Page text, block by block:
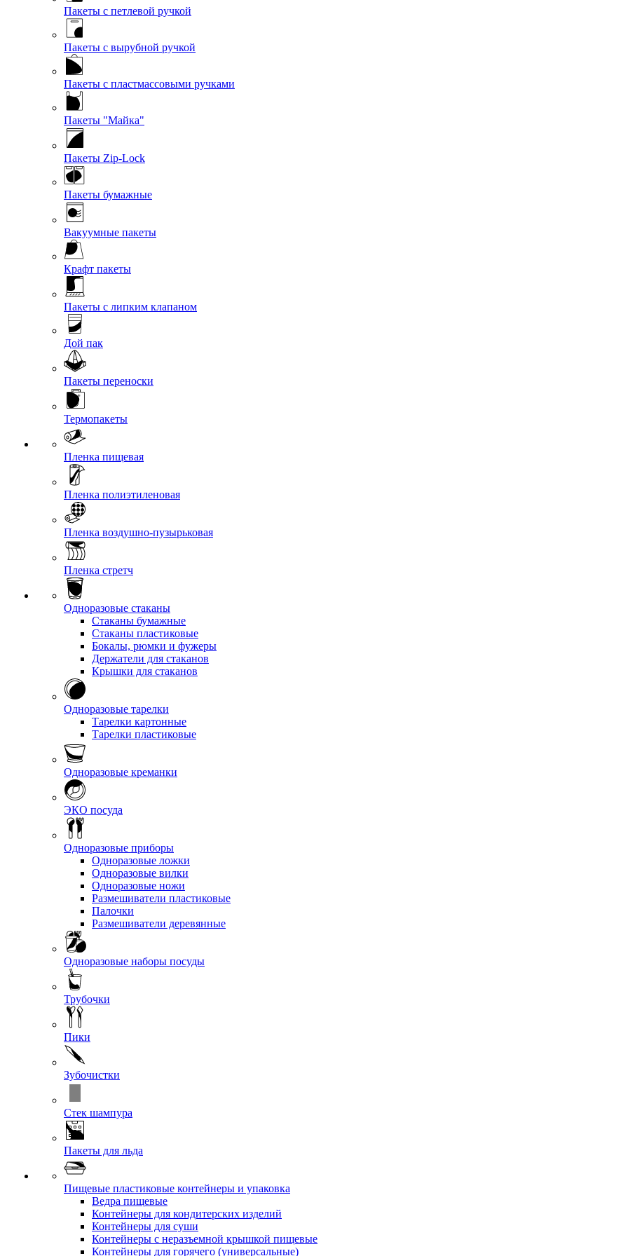
Пакеты с петлевой ручкой
Пакеты с вырубной ручкой
Пакеты с пластмассовыми ручками
Пакеты "Майка"
Пакеты Zip-Lock
Пакеты бумажные
Вакуумные пакеты
Крафт пакеты
Пакеты с липким клапаном
Дой пак
Пакеты переноски
Термопакеты
Пленка пищевая
Пленка полиэтиленовая
Пленка воздушно-пузырьковая
Пленка стретч
Одноразовые стаканы
Стаканы бумажные
Стаканы пластиковые
Бокалы, рюмки и фужеры
Держатели для стаканов
Крышки для стаканов
Одноразовые тарелки
Тарелки картонные
Тарелки пластиковые
Одноразовые креманки
ЭКО посуда
Одноразовые приборы
Одноразовые ложки
Одноразовые вилки
Одноразовые ножи
Размешиватели пластиковые
Палочки
Размешиватели деревянные
Одноразовые наборы посуды
Трубочки
Пики
Зубочистки
Стек шампура
Пакеты для льда
Пищевые пластиковые контейнеры и упаковка
Ведра пищевые
Контейнеры для кондитерских изделий
Контейнеры для суши
Контейнеры с неразъемной крышкой пищевые
Контейнеры для горячего (универсальные)